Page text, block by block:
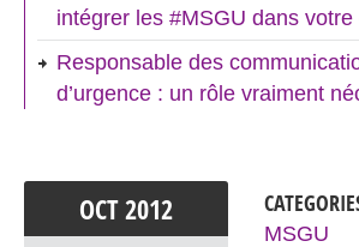
intégrer les #MSGU dans
Responsable des
d’urgence : un rôle vraiment
OCT2012
MSGU